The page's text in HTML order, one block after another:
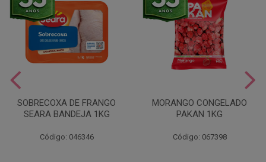
SOBRECOXA DE FRANGO
SEARA BANDEJA 1KG
Código: 046346
MORANGO CONGELADO
PAKAN 1KG
Código: 067398